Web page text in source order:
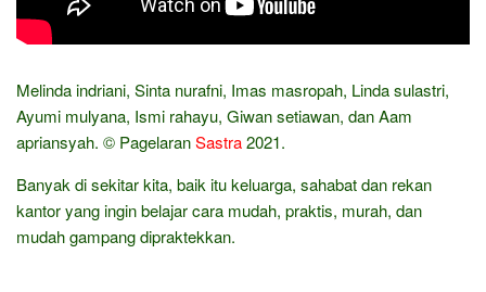
Melinda indriani, Sinta nurafni, Imas masropah, Linda sulastri,
Ayumi mulyana, Ismi rahayu, Giwan setiawan, dan Aam
apriansyah. © PagelaranSastra2021.
Banyak di sekitar kita, baik itu keluarga, sahabat dan rekan
kantor yang ingin belajar cara mudah, praktis, murah, dan
mudah gampang dipraktekkan.